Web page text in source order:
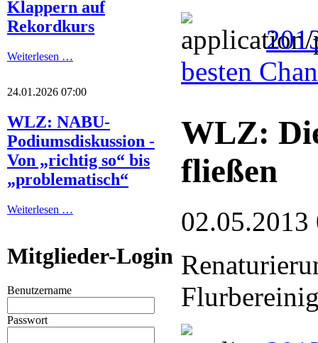
Klappern auf
Rekordkurs
Weiterlesen …
24.01.2026 07:00
WLZ: NABU-
Podiumsdiskussion -
Von „richtig so“ bis
„problematisch“
Weiterlesen …
Mitglieder-Login
Benutzername
Passwort
besten
WLZ:
fließen
02.05.2013